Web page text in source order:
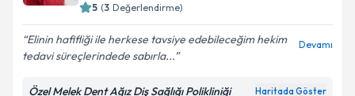
5 (3 Değerlendirme)
Elinin hafifliği ile herkese tavsiye edebileceğim hekim
tedavi süreçlerindede sabırla...
Devamı
Özel Melek Dent Ağız Diş Sağlığı Polikliniği Haritada Göster